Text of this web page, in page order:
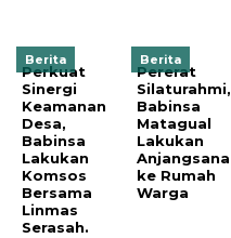
Berita
Perkuat
Sinergi
Keamanan
Desa,
Babinsa
Lakukan
Komsos
Bersama
Linmas
Serasah.
Berita
Pererat
Silaturahmi,
Babinsa
Matagual
Lakukan
Anjangsana
ke Rumah
Warga